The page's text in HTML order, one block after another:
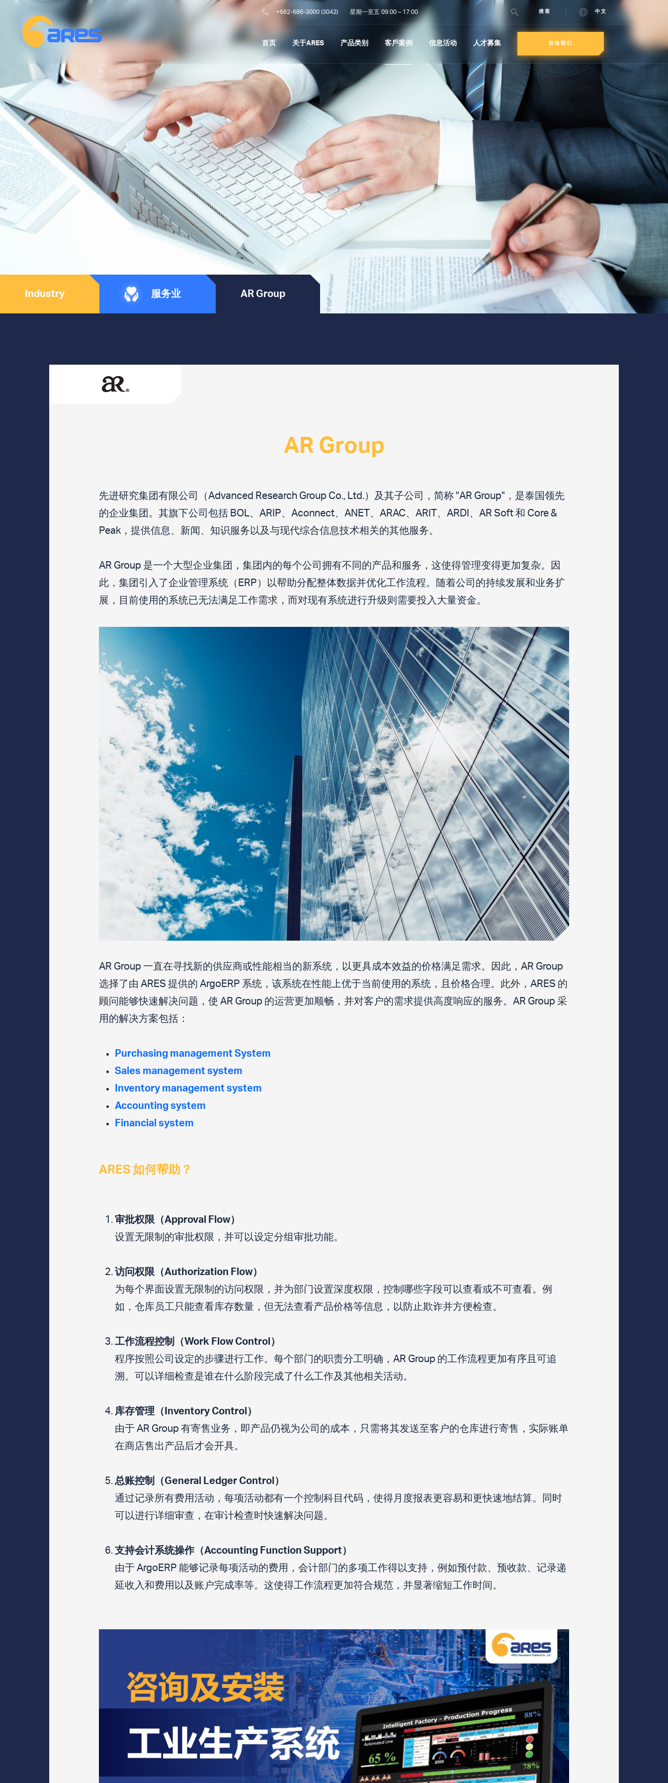
+662-686-3000 (3042) 星期一至五 09:00 – 17:00 搜索 中文
首页 关于ARES 产品类别
ARGO
CONNECT
客戶案例 信息活动 人才募集 联络我们
Industry 服务业 AR Group
AR Group
先进研究集团有限公司（Advanced Research Group Co., Ltd.）及其子公司，简称 "AR Group"，是泰国领先
的企业集团。其旗下公司包括 BOL、ARIP、Aconnect、ANET、ARAC、ARIT、ARDI、AR Soft 和 Core &
Peak，提供信息、新闻、知识服务以及与现代综合信息技术相关的其他服务。
AR Group 是一个大型企业集团，集团内的每个公司拥有不同的产品和服务，这使得管理变得更加复杂。因
此，集团引入了企业管理系统（ERP）以帮助分配整体数据并优化工作流程。随着公司的持续发展和业务扩
展，目前使用的系统已无法满足工作需求，而对现有系统进行升级则需要投入大量资金。
AR Group 一直在寻找新的供应商或性能相当的新系统，以更具成本效益的价格满足需求。因此，AR Group
选择了由 ARES 提供的 ArgoERP 系统，该系统在性能上优于当前使用的系统，且价格合理。此外，ARES 的
顾问能够快速解决问题，使 AR Group 的运营更加顺畅，并对客户的需求提供高度响应的服务。AR Group 采
用的解决方案包括：
Purchasing management System
Sales management system
Inventory management system
Accounting system
Financial system
ARES 如何帮助？
审批权限（Approval Flow）
设置无限制的审批权限，并可以设定分组审批功能。
访问权限（Authorization Flow）
为每个界面设置无限制的访问权限，并为部门设置深度权限，控制哪些字段可以查看或不可查看。例
如，仓库员工只能查看库存数量，但无法查看产品价格等信息，以防止欺诈并方便检查。
工作流程控制（Work Flow Control）
程序按照公司设定的步骤进行工作。每个部门的职责分工明确，AR Group 的工作流程更加有序且可追
溯。可以详细检查是谁在什么阶段完成了什么工作及其他相关活动。
库存管理（Inventory Control）
由于 AR Group 有寄售业务，即产品仍视为公司的成本，只需将其发送至客户的仓库进行寄售，实际账单
在商店售出产品后才会开具。
总账控制（General Ledger Control）
通过记录所有费用活动，每项活动都有一个控制科目代码，使得月度报表更容易和更快速地结算。同时
可以进行详细审查，在审计检查时快速解决问题。
支持会计系统操作（Accounting Function Support）
由于 ArgoERP 能够记录每项活动的费用，会计部门的多项工作得以支持，例如预付款、预收款、记录递
延收入和费用以及账户完成率等。这使得工作流程更加符合规范，并显著缩短工作时间。​​​​​​​